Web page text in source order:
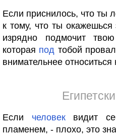
Если приснилось, что ты
к тому, что ты
изрядно подмочит
которая под тобой
внимательнее
Если человеквидит
пламенем, - плохо, это